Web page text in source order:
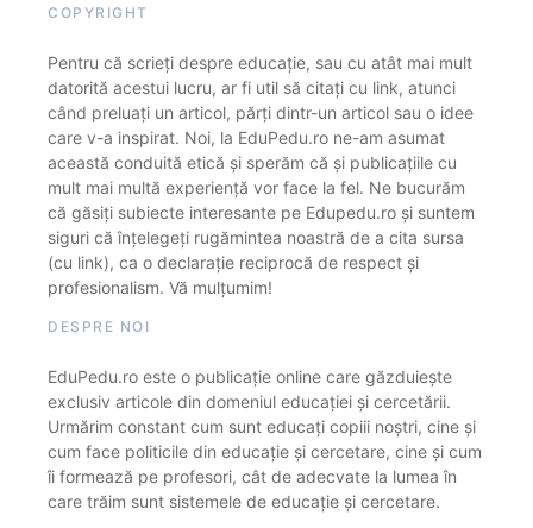
COPYRIGHT
Pentru că scrieți despre educație, sau cu atât mai mult
datorită acestui lucru, ar fi util să citați cu link, atunci
când preluați un articol, părți dintr-un articol sau o idee
care v-a inspirat. Noi, la EduPedu.ro ne-am asumat
această conduită etică și sperăm că și publicațiile cu
mult mai multă experiență vor face la fel. Ne bucurăm
că găsiți subiecte interesante pe Edupedu.ro și suntem
siguri că înțelegeți rugămintea noastră de a cita sursa
(cu link), ca o declarație reciprocă de respect și
profesionalism. Vă mulțumim!
DESPRE NOI
EduPedu.ro este o publicație online care găzduiește
exclusiv articole din domeniul educației și cercetării.
Urmărim constant cum sunt educați copiii noștri, cine și
cum face politicile din educație și cercetare, cine și cum
îi formează pe profesori, cât de adecvate la lumea în
care trăim sunt sistemele de educație și cercetare.